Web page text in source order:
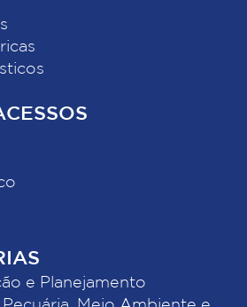
e Planejamento